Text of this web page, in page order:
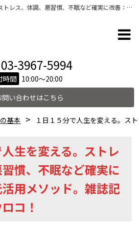
１日１５分で人生を変える。ストレス、体調、悪習慣、不眠など確実に改善：異次元活用メソッド。雑誌記者の目からウロコ！
03-3967-5994
時間 10:00～20:00
問い合わせはこちら
基本 １日１５分で人生を変える。ス
生を変える。ストレ
慣、不眠など確実に
用メソッド。雑誌記
コ！